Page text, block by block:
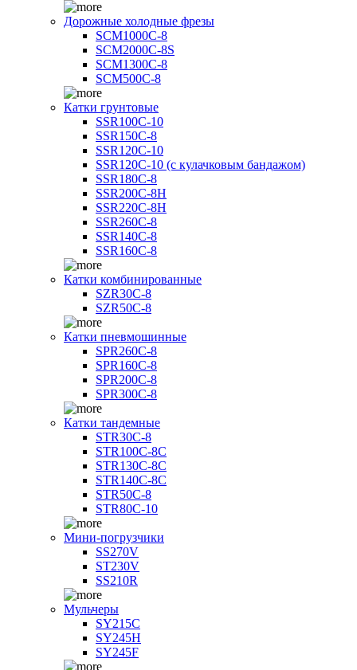
Дорожные холодные фрезы
SCM1000C-8
SCM2000C-8S
SCM1300C-8
SCM500C-8
Катки грунтовые
SSR100C-10
SSR150C-8
SSR120C-10
SSR120C-10 (с кулачковым бандажом)
SSR180C-8
SSR200C-8H
SSR220C-8H
SSR260C-8
SSR140C-8
SSR160C-8
Катки комбинированные
SZR30C-8
SZR50C-8
Катки пневмошинные
SPR260C-8
SPR160C-8
SPR200C-8
SPR300C-8
Катки тандемные
STR30C-8
STR100C-8С
STR130C-8С
STR140C-8С
STR50C-8
STR80C-10
Мини-погрузчики
SS270V
ST230V
SS210R
Мульчеры
SY215C
SY245H
SY245F